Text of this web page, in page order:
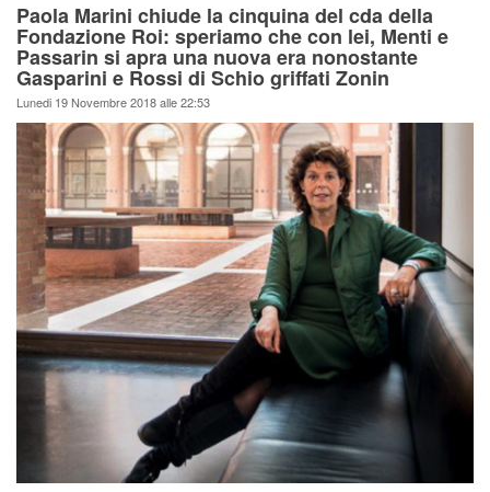
Paola Marini chiude la cinquina del cda della
Fondazione Roi: speriamo che con lei, Menti e
Passarin si apra una nuova era nonostante
Gasparini e Rossi di Schio griffati Zonin
Lunedi 19 Novembre 2018 alle 22:53